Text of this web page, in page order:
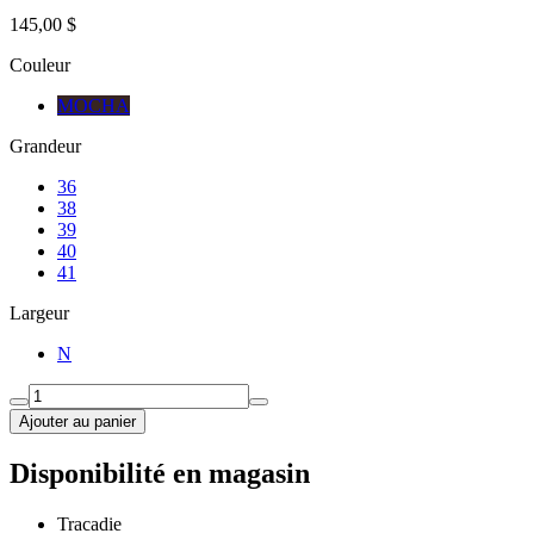
145,00 $
Couleur
MOCHA
Grandeur
36
38
39
40
41
Largeur
N
Ajouter au panier
Disponibilité en magasin
Tracadie